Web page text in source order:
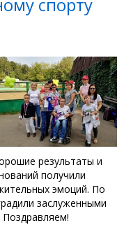
спорту
результаты и
получили
эмоций. По
заслуженными